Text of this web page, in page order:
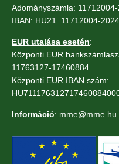
Adományszámla:
IBAN: HU21 11712004-
EUR utalása esetén:
Központi EUR
11763127-17460884
Központi EUR IBAN szám:
Információ: mme@mme.hu